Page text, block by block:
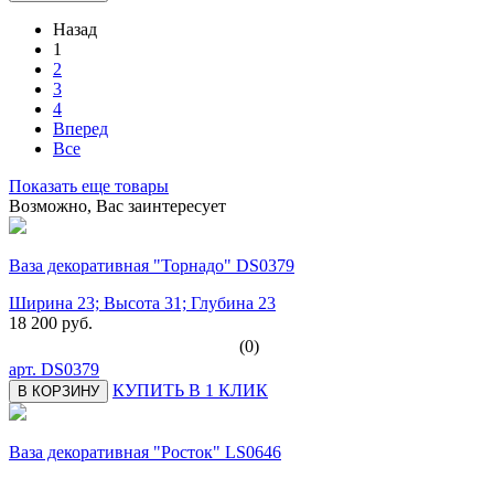
Назад
1
2
3
4
Вперед
Все
Показать еще товары
Возможно, Вас заинтересует
Ваза декоративная "Торнадо" DS0379
Ширина 23; Высота 31; Глубина 23
18 200 руб.
(0)
арт. DS0379
В КОРЗИНУ КУПИТЬ В 1 КЛИК
Ваза декоративная "Росток" LS0646